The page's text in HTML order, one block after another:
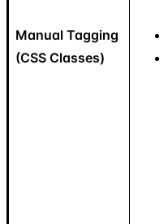
Manual Tagging
(CSS Classes)